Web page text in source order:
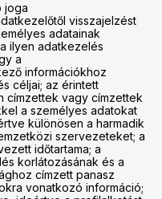
joga
visszajelzést
adatainak
ilyen adatkezelés
a
információkhoz
céljai; az érintett
címzettek vagy címzettek
a személyes adatokat
különösen a harmadik
szervezeteket; a
időtartama; a
korlátozásának és a
címzett panasz
vonatkozó információ;